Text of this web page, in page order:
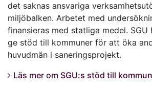
det saknas ansvariga
miljöbalken. Arbetet med
finansieras med statliga medel.
ge stöd till kommuner för att öka
huvudmän i saneringsprojekt.
Läs mer om SGU:s stöd till